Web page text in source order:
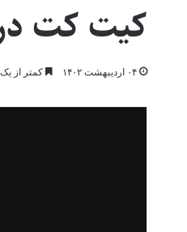
کیت کت در
۰۴ اردیبهشت ۱۴۰۲ کمتر از یک